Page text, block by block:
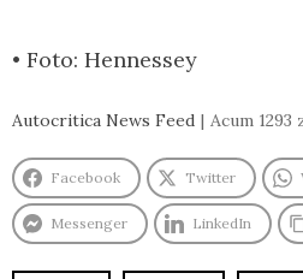
• Foto: Hennessey
Autocritica News Feed Acum 1293
Facebook Twitter
Messenger LinkedIn